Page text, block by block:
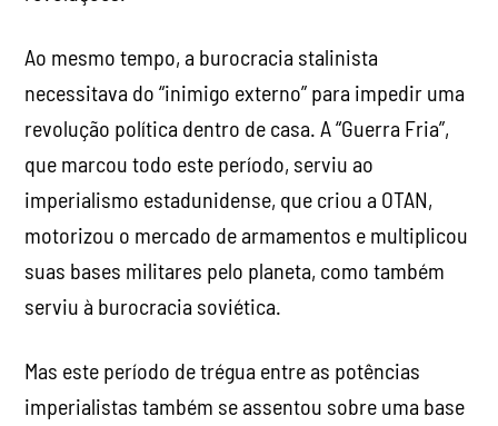
Ao mesmo tempo, a burocracia stalinista
necessitava do “inimigo externo” para impedir uma
revolução política dentro de casa. A “Guerra Fria”,
que marcou todo este período, serviu ao
imperialismo estadunidense, que criou a OTAN,
motorizou o mercado de armamentos e multiplicou
suas bases militares pelo planeta, como também
serviu à burocracia soviética.
Mas este período de trégua entre as potências
imperialistas também se assentou sobre uma base